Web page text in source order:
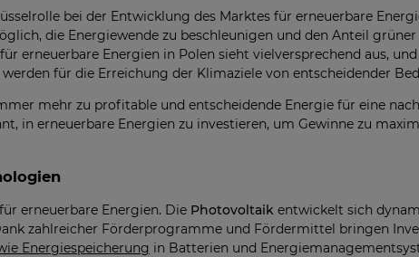
bei der Entwicklung des Marktes für erneuerbare
die Energiewende zu beschleunigen und den Anteil
erneuerbare Energien in Polen sieht vielversprechend aus,
für die Erreichung der Klimaziele von entscheidender
mehr zu profitable und entscheidende Energie für eine
in erneuerbare Energien zu investieren, um Gewinne zu
erneuerbare Energien. Die Photovoltaik entwickelt sich
zahlreicher Förderprogramme und Fördermittel bringen
Energiespeicherung in Batterien und